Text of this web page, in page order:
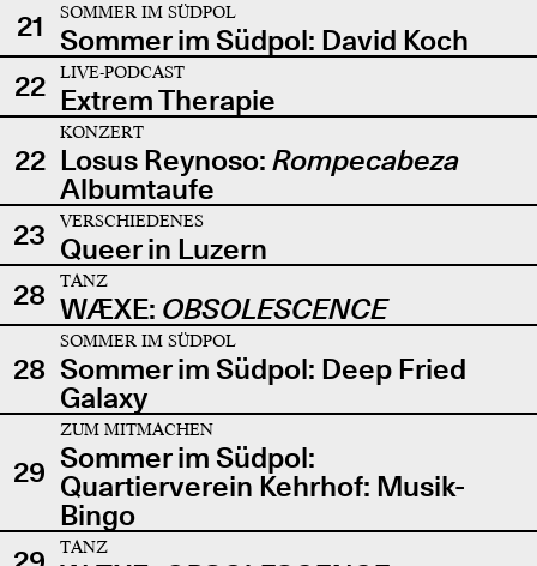
21
SOMMER IM SÜDPOL
Sommer im Südpol: David Koch
22
LIVE-PODCAST
Extrem Therapie
22
KONZERT
Losus Reynoso: Rompecabeza
Albumtaufe
23
VERSCHIEDENES
Queer in Luzern
28
TANZ
WÆXE: OBSOLESCENCE
28
SOMMER IM SÜDPOL
Sommer im Südpol: Deep Fried
Galaxy
29
ZUM MITMACHEN
Sommer im Südpol:
Quartierverein Kehrhof: Musik-
Bingo
TANZ